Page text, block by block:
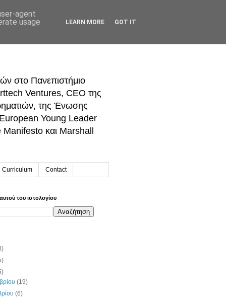
στο Πανεπιστήμιο
Ventures, CEO της
της Ένωσης
Young Leader
και Marshall
Curriculum Contact
του ιστολογίου
(19)
(6)
agent
usage
LEARN MORE GOT IT